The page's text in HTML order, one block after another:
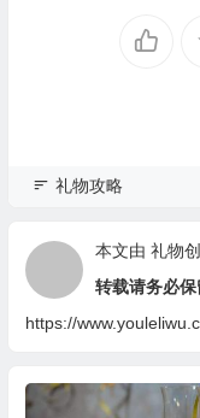
礼物攻略
本文由 礼物
转载请务必保
https://